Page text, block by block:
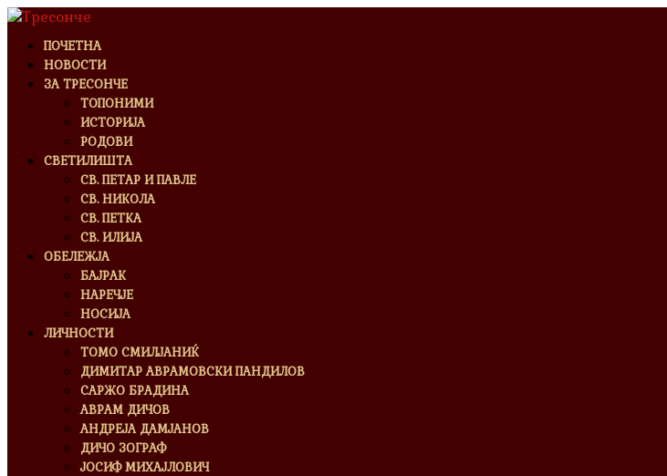
ПОЧЕТНА
НОВОСТИ
ЗА ТРЕСОНЧЕ
ТОПОНИМИ
ИСТОРИЈА
РОДОВИ
СВЕТИЛИШТА
СВ. ПЕТАР И ПАВЛЕ
СВ. НИКОЛА
СВ. ПЕТКА
СВ. ИЛИЈА
ОБЕЛЕЖЈА
БАЈРАК
НАРЕЧЈЕ
НОСИЈА
ЛИЧНОСТИ
ТОМО СМИЛЈАНИЌ
ДИМИТАР АВРАМОВСКИ ПАНДИЛОВ
САРЖО БРАДИНА
АВРАМ ДИЧОВ
АНДРЕЈА ДАМЈАНОВ
ДИЧО ЗОГРАФ
ЈОСИФ МИХАЈЛОВИЧ